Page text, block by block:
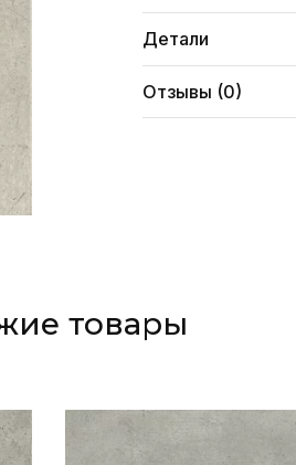
Детали
Отзывы (0)
товары